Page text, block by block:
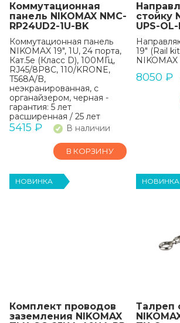
Коммутационная
панель NIKOMAX NMC-
RP24UD2-1U-BK
Коммутационная панель
NIKOMAX 19", 1U, 24 порта,
Кат.5e (Класс D), 100МГц,
RJ45/8P8C, 110/KRONE,
T568A/B,
неэкранированная, с
органайзером, черная -
гарантия: 5 лет
расширенная / 25 лет
системная
5415 ₽ В наличии
В КОРЗИНУ
стойку
UPS-
19" (Rail
NIKOMAX
8050 ₽
НОВИНКА
Комплект проводов
заземления NIKOMAX
НОВИНКА
Талреп